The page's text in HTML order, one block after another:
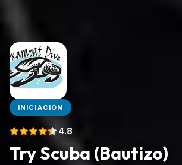
INICIACIÓN
4.8
Try Scuba (Bautizo)